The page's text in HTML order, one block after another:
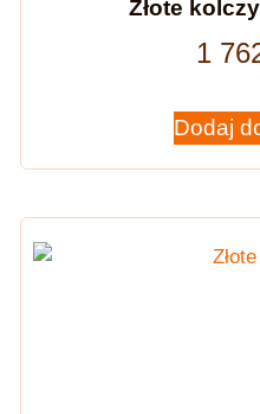
Złote
1
Dodaj